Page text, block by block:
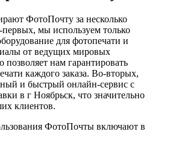
ФотоПочту за несколько
мы используем только
для фотопечати и
от ведущих мировых
позволяет нам гарантировать
каждого заказа. Во-вторых,
и быстрый онлайн-сервис с
в г Ноябрьск, что значительно
клиентов.
ФотоПочты включают в